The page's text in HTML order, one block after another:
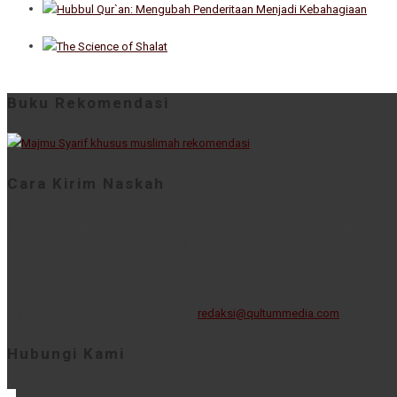
Buku Rekomendasi
Cara Kirim Naskah
redaksi@qultummedia.com
Hubungi Kami